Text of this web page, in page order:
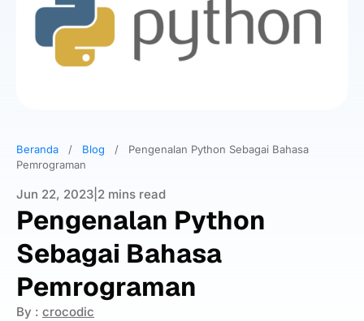
Beranda / Blog /
Pengenalan Python Sebagai Bahasa
Pemrograman
Jun 22, 2023 2 mins read
Pengenalan Python
Sebagai Bahasa
Pemrograman
By : crocodic